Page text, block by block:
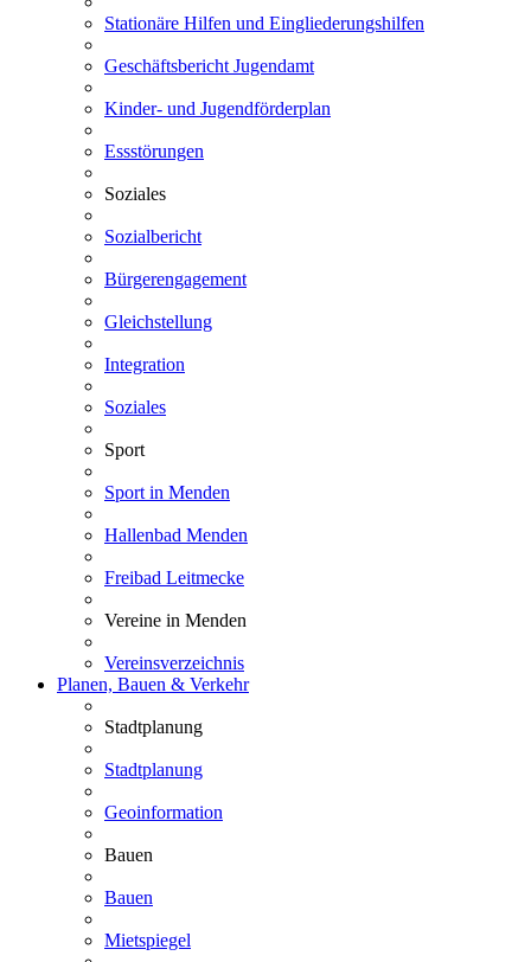
Stationäre Hilfen und Eingliederungshilfen
Geschäftsbericht Jugendamt
Kinder- und Jugendförderplan
Essstörungen
Soziales
Sozialbericht
Bürgerengagement
Gleichstellung
Integration
Soziales
Sport
Sport in Menden
Hallenbad Menden
Freibad Leitmecke
Vereine in Menden
Vereinsverzeichnis
Planen, Bauen & Verkehr
Stadtplanung
Stadtplanung
Geoinformation
Bauen
Bauen
Mietspiegel